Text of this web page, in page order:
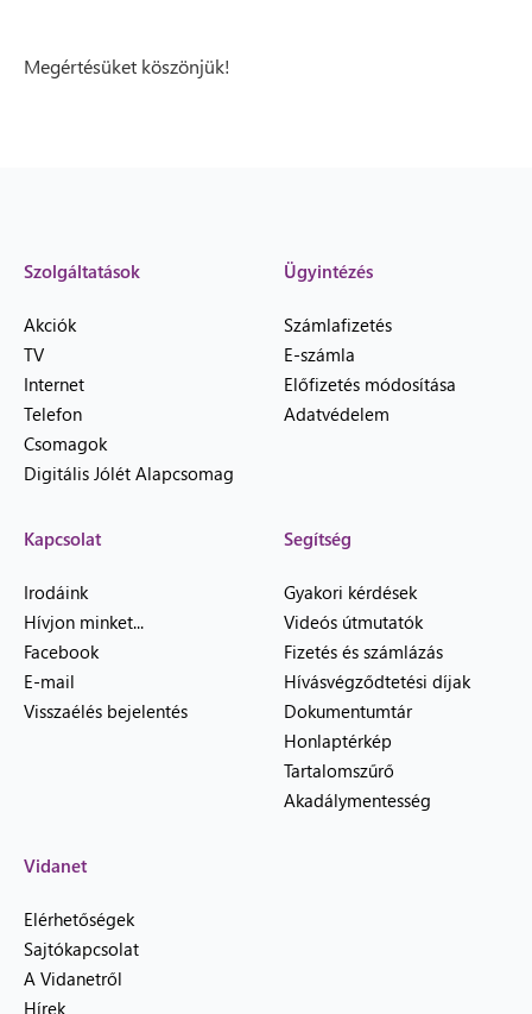
Megértésüket köszönjük!
Szolgáltatások
Akciók
TV
Internet
Telefon
Csomagok
Digitális Jólét Alapcsomag
Ügyintézés
Számlafizetés
E-számla
Előfizetés módosítása
Adatvédelem
Kapcsolat
Irodáink
Hívjon minket...
Facebook
E-mail
Visszaélés bejelentés
Segítség
Gyakori kérdések
Videós útmutatók
Fizetés és számlázás
Hívásvégződtetési díjak
Dokumentumtár
Honlaptérkép
Tartalomszűrő
Akadálymentesség
Vidanet
Elérhetőségek
Sajtókapcsolat
A Vidanetről
Hírek